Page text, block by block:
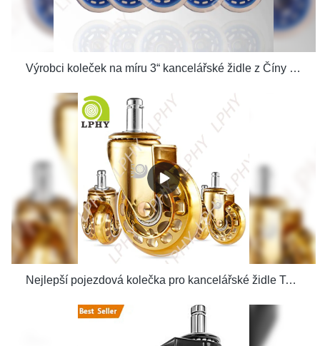
Výrobci koleček na míru 3“ kancelářské židle z Číny | LPHY
Nejlepší pojezdová kolečka pro kancelářské židle Tovární cena – Dodavatel LPHY& výrobci | Dodavatel LPHY& výrobci | LPHY